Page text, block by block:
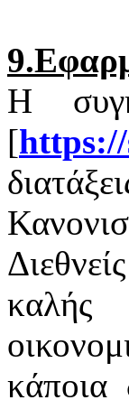
Η
[https://
καλής
κάποια